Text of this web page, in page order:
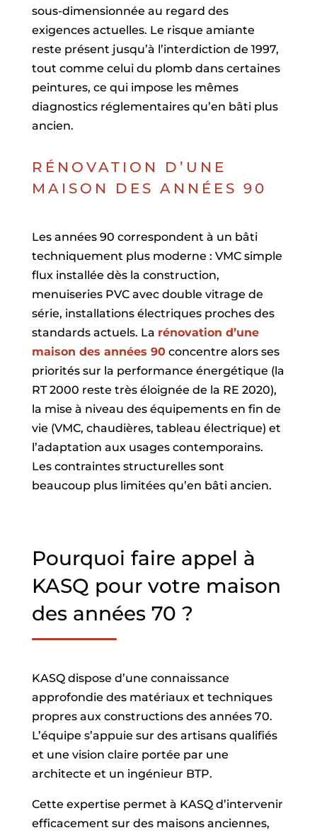
sous-dimensionnée au regard des
exigences actuelles. Le risque amiante
reste présent jusqu’à l’interdiction de 1997,
tout comme celui du plomb dans certaines
peintures, ce qui impose les mêmes
diagnostics réglementaires qu’en bâti plus
ancien.
RÉNOVATION D’UNE
MAISON DES ANNÉES 90
Les années 90 correspondent à un bâti
techniquement plus moderne : VMC simple
flux installée dès la construction,
menuiseries PVC avec double vitrage de
série, installations électriques proches des
standards actuels. La rénovation d’une
maison des années 90 concentre alors ses
priorités sur la performance énergétique (la
RT 2000 reste très éloignée de la RE 2020),
la mise à niveau des équipements en fin de
vie (VMC, chaudières, tableau électrique) et
l’adaptation aux usages contemporains.
Les contraintes structurelles sont
beaucoup plus limitées qu’en bâti ancien.
Pourquoi faire appel à
KASQ pour votre maison
des années 70 ?
KASQ dispose d’une connaissance
approfondie des matériaux et techniques
propres aux constructions des années 70.
L’équipe s’appuie sur des artisans qualifiés
et une vision claire portée par une
architecte et un ingénieur BTP.
Cette expertise permet à KASQ d’intervenir
efficacement sur des maisons anciennes,